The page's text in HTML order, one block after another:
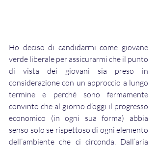
Ho deciso di candidarmi come giovane
verde liberale per assicurarmi che il punto
di vista dei giovani sia preso in
considerazione con un approccio a lungo
termine e perché sono fermamente
convinto che al giorno d’oggi il progresso
economico (in ogni sua forma) abbia
senso solo se rispettoso di ogni elemento
dell’ambiente che ci circonda. Dall’aria